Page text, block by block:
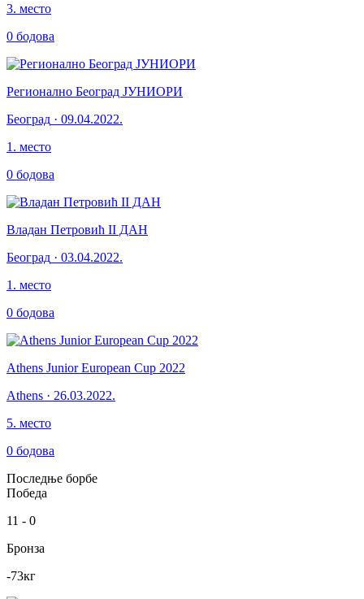
3. место
0 бодова
Регионално Београд ЈУНИОРИ
Београд · 09.04.2022.
1 . место
0 бодова
Владан Петровић II ДАН
Београд · 03.04.2022.
1 . место
0 бодова
Athens Junior European Cup 2022
Athens · 26.03.2022.
5. место
0 бодова
Последње борбе
Победа
11 - 0
Бронза
-73кг